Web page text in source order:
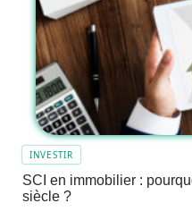
INVESTIR
SCI en immobilier :
siècle ?